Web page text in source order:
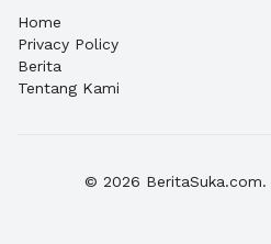
Home
Privacy Policy
Berita
Tentang Kami
© 2026 BeritaSuka.com.